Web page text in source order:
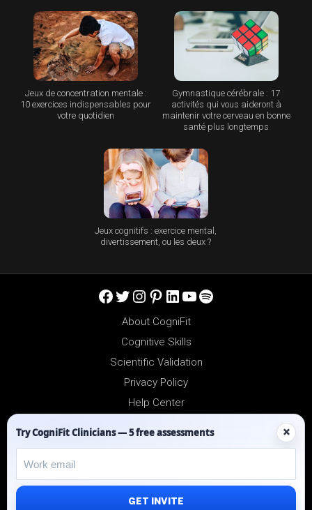
Jeux de concentration mentale :
10 exercices indispensables pour
votre quotidien
Gymnastique cérébrale : 17
activités qui vous aideront à
maintenir votre cerveau en bonne
santé plus longtemps
Jeux cognitifs : exercice mental,
divertissement, ou les deux ?
Facebook
Twitter
Instagram
Pinterest
LinkedIn
YouTube
Spotify
About CogniFit
Cognitive Skills
Scientific Validation
Privacy Policy
Help Center
©2012-2026 - All Rights Reserved.
Try CogniFit Clinicians — 5 free assessments ×
GET INVITE